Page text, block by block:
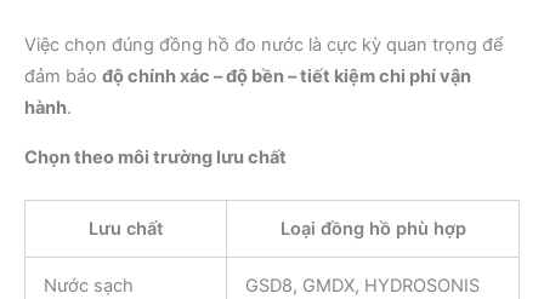
Việc chọn đúng đồng hồ đo nước là cực kỳ quan trọng để
đảm bảo độ chính xác – độ bền – tiết kiệm chi phí vận
hành.
Chọn theo môi trường lưu chất
Lưu chất Loại đồng hồ phù hợp
Nước sạch GSD8, GMDX, HYDROSONIS